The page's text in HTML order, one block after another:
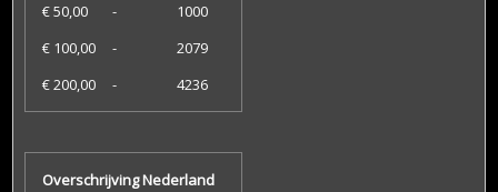
€ 50,00
-
1000
€ 100,00
-
2079
€ 200,00
- 4236
Overschrijving Nederland